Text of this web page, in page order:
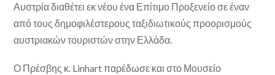
Αυστρία διαθέτει εκ νέου ένα Επίτιμο Προξενείο σε έναν
από τους δημοφιλέστερους ταξιδιωτικούς προορισμούς
αυστριακών τουριστών στην Ελλάδα.
Ο Πρέσβης κ. Linhart παρέδωσε και στο Μουσείο